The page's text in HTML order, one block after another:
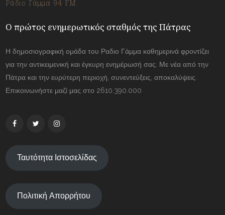
Ράδιο Γάμμα 94 FM
Ο πρώτος ενημερωτικός σταθμός της Πάτρας
Η δημοσιογραφική ομάδα του Ραδιο Γάμμα καθημερινά φροντίζει
για την αντικειμενική και έγκυρη ενημέρωσή σας. Με νέα από την
Πάτρα και την ευρύτερη περιοχή, συνεντεύξεις, αποκαλύψεις.
Επικοινωνήστε μαζί μας στο 2610.390.000
Ταυτότητα Ιστοσελίδας
Πολιτική Απορρήτου